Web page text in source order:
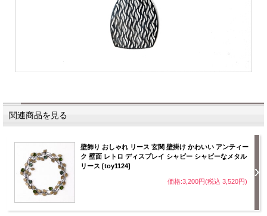
関連商品を見る
壁飾り おしゃれ リース 玄関 壁掛け かわいい アンティー
ク 壁面 レトロ ディスプレイ シャビー シャビーなメタル
リース [toy1124]
価格:3,200円(税込 3,520円)